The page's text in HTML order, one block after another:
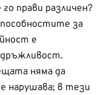
прави различен?
за
е
няма да
нарушава; в тези